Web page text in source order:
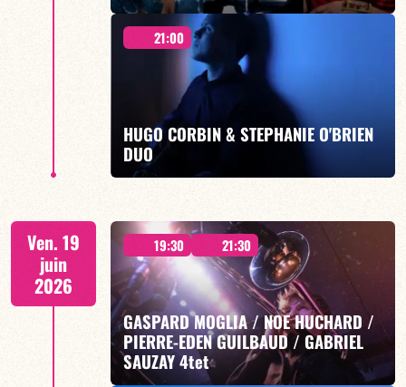
Cate Petit / Fafa Ruffino / Isabel Gonzalez
21:00
HUGO CORBIN & STEPHANIE O'BRIEN
DUO
CONCERT A 21H00
EN SAVOIR PLUS
Ven. 19
juin
2026
19:30 21:30
GASPARD MOGLIA / NOE HUCHARD /
PIERRE-EDEN GUILBAUD / GABRIEL
SAUZAY 4tet